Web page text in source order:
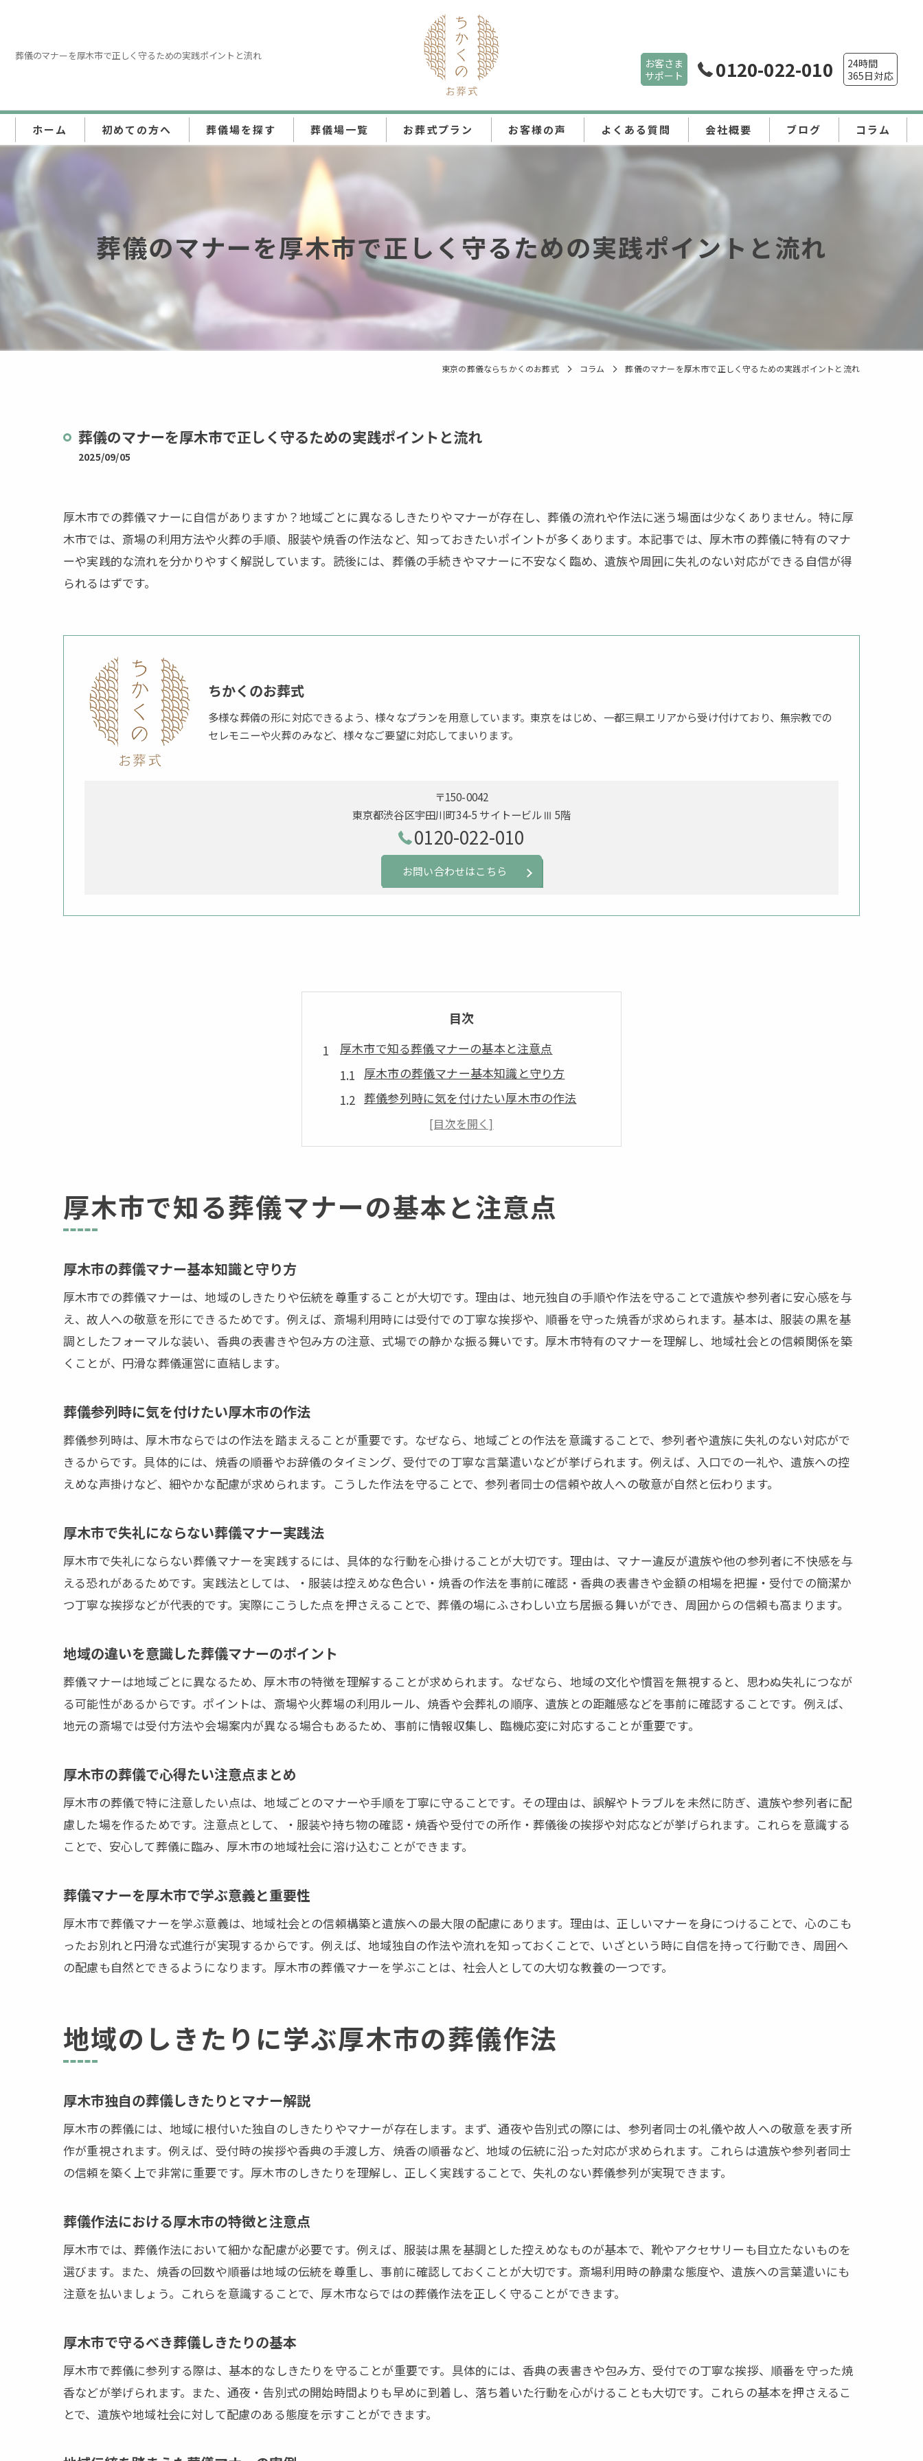
葬儀のマナーを厚木市で正しく守るための実践ポイントと流れ
お客さま
サポート
0120-022-010
24時間
365日対応
ホーム 初めての方へ 葬儀場を探す
埼玉県
神奈川県
群馬県
茨城県
葬儀場一覧 お葬式プラン
ちかくの一日葬
ちかくの家族葬
ちかくの一般葬
お客様の声 よくある質問 会社概要 ブログ コラム
葬儀のマナーを厚木市で正しく守るための実践ポイントと流れ
東京の葬儀ならちかくのお葬式 コラム 葬儀のマナーを厚木市で正しく守るための実践ポイントと流れ
葬儀のマナーを厚木市で正しく守るための実践ポイントと流れ
2025/09/05
厚木市での葬儀マナーに自信がありますか？地域ごとに異なるしきたりやマナーが存在し、葬儀の流れや作法に迷う場面は少なくありません。特に厚
木市では、斎場の利用方法や火葬の手順、服装や焼香の作法など、知っておきたいポイントが多くあります。本記事では、厚木市の葬儀に特有のマナ
ーや実践的な流れを分かりやすく解説しています。読後には、葬儀の手続きやマナーに不安なく臨め、遺族や周囲に失礼のない対応ができる自信が得
られるはずです。
ちかくのお葬式
多様な葬儀の形に対応できるよう、様々なプランを用意しています。東京をはじめ、一都三県エリアから受け付けており、無宗教での
セレモニーや火葬のみなど、様々なご要望に対応してまいります。
〒150-0042
東京都渋谷区宇田川町34-5 サイトービルⅢ 5階
0120-022-010
お問い合わせはこちら
目次
厚木市で知る葬儀マナーの基本と注意点
厚木市の葬儀マナー基本知識と守り方
葬儀参列時に気を付けたい厚木市の作法
厚木市で失礼にならない葬儀マナー実践法
地域の違いを意識した葬儀マナーのポイント
葬儀マナーを厚木市で学ぶ意義と重要性
地域のしきたりに学ぶ厚木市の葬儀作法
厚木市で守るべき葬儀しきたりの基本
地域伝統を踏まえた葬儀マナーの実例
葬儀で地域のしきたりを大切にする理由
葬儀手順を厚木市で正確に把握する方法
厚木市での葬儀流れと基本的作法の順序
流れを知ることで葬儀マナーを徹底するコツ
失礼のない厚木市葬儀参列の心得
厚木市葬儀参列で守るべきマナーの心得
失礼を避けるための葬儀マナー実践ポイント
厚木市の葬儀参列で押さえるべき心構え
葬儀の場で失礼しない振る舞い方
厚木市の葬儀作法に合う服装のポイント
服装と作法を両立した厚木市葬儀参列術
家族葬を厚木市で行う際に押さえるべきマナー
厚木市の家族葬で守りたい葬儀マナー
家族葬に適した厚木市の葬儀作法を解説
厚木市家族葬の流れと必要な作法の基本
葬儀前の不安を減らす厚木市の心得
厚木市で安心して葬儀準備を進めるコツ
厚木市の葬儀マナーで安心して送り出す方法
厚木市葬儀マナーを守る送り出しの流れ
厚木市での葬儀マナー総まとめと実践法
葬儀マナーを守ることで得られる安心感
厚木市で知る葬儀マナーの基本と注意点
厚木市の葬儀マナー基本知識と守り方
厚木市での葬儀マナーは、地域のしきたりや伝統を尊重することが大切です。理由は、地元独自の手順や作法を守ることで遺族や参列者に安心感を与
え、故人への敬意を形にできるためです。例えば、斎場利用時には受付での丁寧な挨拶や、順番を守った焼香が求められます。基本は、服装の黒を基
調としたフォーマルな装い、香典の表書きや包み方の注意、式場での静かな振る舞いです。厚木市特有のマナーを理解し、地域社会との信頼関係を築
くことが、円滑な葬儀運営に直結します。
葬儀参列時に気を付けたい厚木市の作法
葬儀参列時は、厚木市ならではの作法を踏まえることが重要です。なぜなら、地域ごとの作法を意識することで、参列者や遺族に失礼のない対応がで
きるからです。具体的には、焼香の順番やお辞儀のタイミング、受付での丁寧な言葉遣いなどが挙げられます。例えば、入口での一礼や、遺族への控
えめな声掛けなど、細やかな配慮が求められます。こうした作法を守ることで、参列者同士の信頼や故人への敬意が自然と伝わります。
厚木市で失礼にならない葬儀マナー実践法
厚木市で失礼にならない葬儀マナーを実践するには、具体的な行動を心掛けることが大切です。理由は、マナー違反が遺族や他の参列者に不快感を与
える恐れがあるためです。実践法としては、・服装は控えめな色合い・焼香の作法を事前に確認・香典の表書きや金額の相場を把握・受付での簡潔か
つ丁寧な挨拶などが代表的です。実際にこうした点を押さえることで、葬儀の場にふさわしい立ち居振る舞いができ、周囲からの信頼も高まります。
地域の違いを意識した葬儀マナーのポイント
葬儀マナーは地域ごとに異なるため、厚木市の特徴を理解することが求められます。なぜなら、地域の文化や慣習を無視すると、思わぬ失礼につなが
る可能性があるからです。ポイントは、斎場や火葬場の利用ルール、焼香や会葬礼の順序、遺族との距離感などを事前に確認することです。例えば、
地元の斎場では受付方法や会場案内が異なる場合もあるため、事前に情報収集し、臨機応変に対応することが重要です。
厚木市の葬儀で心得たい注意点まとめ
厚木市の葬儀で特に注意したい点は、地域ごとのマナーや手順を丁寧に守ることです。その理由は、誤解やトラブルを未然に防ぎ、遺族や参列者に配
慮した場を作るためです。注意点として、・服装や持ち物の確認・焼香や受付での所作・葬儀後の挨拶や対応などが挙げられます。これらを意識する
ことで、安心して葬儀に臨み、厚木市の地域社会に溶け込むことができます。
葬儀マナーを厚木市で学ぶ意義と重要性
厚木市で葬儀マナーを学ぶ意義は、地域社会との信頼構築と遺族への最大限の配慮にあります。理由は、正しいマナーを身につけることで、心のこも
ったお別れと円滑な式進行が実現するからです。例えば、地域独自の作法や流れを知っておくことで、いざという時に自信を持って行動でき、周囲へ
の配慮も自然とできるようになります。厚木市の葬儀マナーを学ぶことは、社会人としての大切な教養の一つです。
地域のしきたりに学ぶ厚木市の葬儀作法
厚木市独自の葬儀しきたりとマナー解説
厚木市の葬儀には、地域に根付いた独自のしきたりやマナーが存在します。まず、通夜や告別式の際には、参列者同士の礼儀や故人への敬意を表す所
作が重視されます。例えば、受付時の挨拶や香典の手渡し方、焼香の順番など、地域の伝統に沿った対応が求められます。これらは遺族や参列者同士
の信頼を築く上で非常に重要です。厚木市のしきたりを理解し、正しく実践することで、失礼のない葬儀参列が実現できます。
葬儀作法における厚木市の特徴と注意点
厚木市では、葬儀作法において細かな配慮が必要です。例えば、服装は黒を基調とした控えめなものが基本で、靴やアクセサリーも目立たないものを
選びます。また、焼香の回数や順番は地域の伝統を尊重し、事前に確認しておくことが大切です。斎場利用時の静粛な態度や、遺族への言葉遣いにも
注意を払いましょう。これらを意識することで、厚木市ならではの葬儀作法を正しく守ることができます。
厚木市で守るべき葬儀しきたりの基本
厚木市で葬儀に参列する際は、基本的なしきたりを守ることが重要です。具体的には、香典の表書きや包み方、受付での丁寧な挨拶、順番を守った焼
香などが挙げられます。また、通夜・告別式の開始時間よりも早めに到着し、落ち着いた行動を心がけることも大切です。これらの基本を押さえるこ
とで、遺族や地域社会に対して配慮のある態度を示すことができます。
お問い合わせはこちら
お問い合わせはこちら